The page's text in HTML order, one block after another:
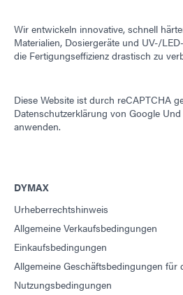
Wir entwickeln innovative, schnell
Materialien, Dosiergeräte und UV-/
die Fertigungseffizienz drastisch zu
Diese Website ist durch reCAPTCHA
Datenschutzerklärung von Google Und
anwenden.
DYMAX
Urheberrechtshinweis
Allgemeine Verkaufsbedingungen
Einkaufsbedingungen
Allgemeine Geschäftsbedingungen für
Nutzungsbedingungen